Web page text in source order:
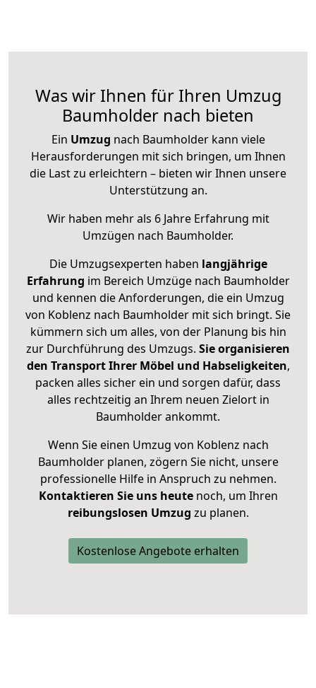
Was wir Ihnen für Ihren Umzug
Baumholder nach bieten
Ein Umzug nach Baumholder kann viele
Herausforderungen mit sich bringen, um Ihnen
die Last zu erleichtern – bieten wir Ihnen unsere
Unterstützung an.
Wir haben mehr als 6 Jahre Erfahrung mit
Umzügen nach Baumholder.
Die Umzugsexperten haben langjährige
Erfahrung im Bereich Umzüge nach Baumholder
und kennen die Anforderungen, die ein Umzug
von Koblenz nach Baumholder mit sich bringt. Sie
kümmern sich um alles, von der Planung bis hin
zur Durchführung des Umzugs. Sie organisieren
den Transport Ihrer Möbel und Habseligkeiten,
packen alles sicher ein und sorgen dafür, dass
alles rechtzeitig an Ihrem neuen Zielort in
Baumholder ankommt.
Wenn Sie einen Umzug von Koblenz nach
Baumholder planen, zögern Sie nicht, unsere
professionelle Hilfe in Anspruch zu nehmen.
Kontaktieren Sie uns heutenoch, um Ihren
reibungslosen Umzug zu planen.
Kostenlose Angebote erhalten